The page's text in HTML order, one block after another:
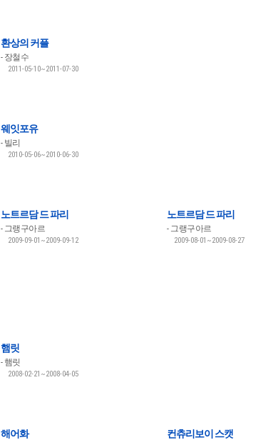
환상의 커플
장철수
2011-05-10~2011-07-30
웨잇포유
빌리
2010-05-06~2010-06-30
노트르담 드 파리
그랭구아르
2009-09-01~2009-09-12
노트르담 드 파리
그랭구아르
2009-08-01~2009-08-27
햄릿
햄릿
2008-02-21~2008-04-05
해어화 컨츄리보이 스캣